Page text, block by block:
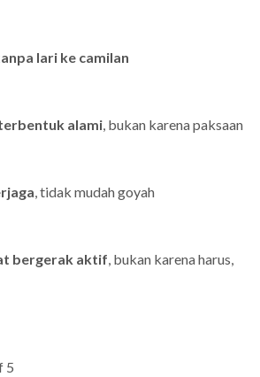
lari ke camilan
alami, bukan karena paksaan
, tidak mudah goyah
bergerak aktif, bukan karena harus,
5